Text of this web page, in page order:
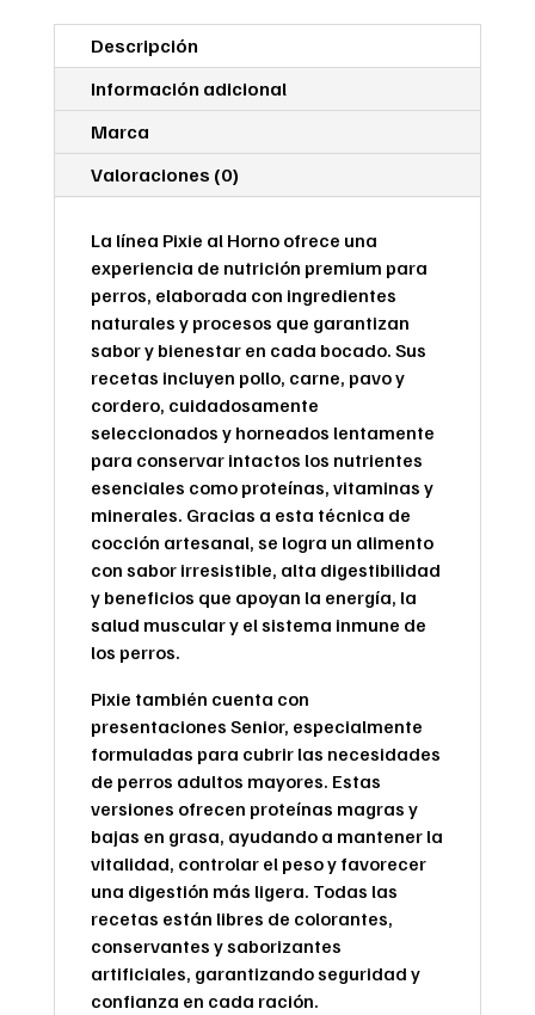
Descripción
Información adicional
Marca
Valoraciones (0)
La línea Pixie al Horno ofrece una
experiencia de nutrición premium para
perros, elaborada con ingredientes
naturales y procesos que garantizan
sabor y bienestar en cada bocado. Sus
recetas incluyen pollo, carne, pavo y
cordero, cuidadosamente
seleccionados y horneados lentamente
para conservar intactos los nutrientes
esenciales como proteínas, vitaminas y
minerales. Gracias a esta técnica de
cocción artesanal, se logra un alimento
con sabor irresistible, alta digestibilidad
y beneficios que apoyan la energía, la
salud muscular y el sistema inmune de
los perros.
Pixie también cuenta con
presentaciones Senior, especialmente
formuladas para cubrir las necesidades
de perros adultos mayores. Estas
versiones ofrecen proteínas magras y
bajas en grasa, ayudando a mantener la
vitalidad, controlar el peso y favorecer
una digestión más ligera. Todas las
recetas están libres de colorantes,
conservantes y saborizantes
artificiales, garantizando seguridad y
confianza en cada ración.